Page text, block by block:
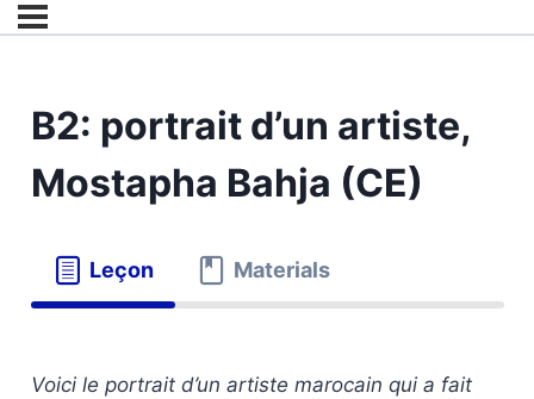
B2: portrait d’un artiste,
Mostapha Bahja (CE)
Leçon Materials
Voici le portrait d’un artiste marocain qui a fait